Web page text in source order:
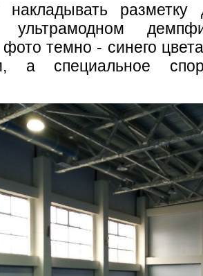
накладывать
ультрамодном
фото темно - синего
а специальное